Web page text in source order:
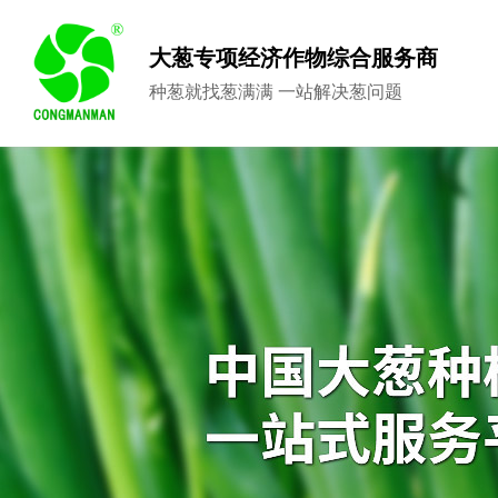
大葱专项经济作物综合服务商
种葱就找葱满满 一站解决葱问题